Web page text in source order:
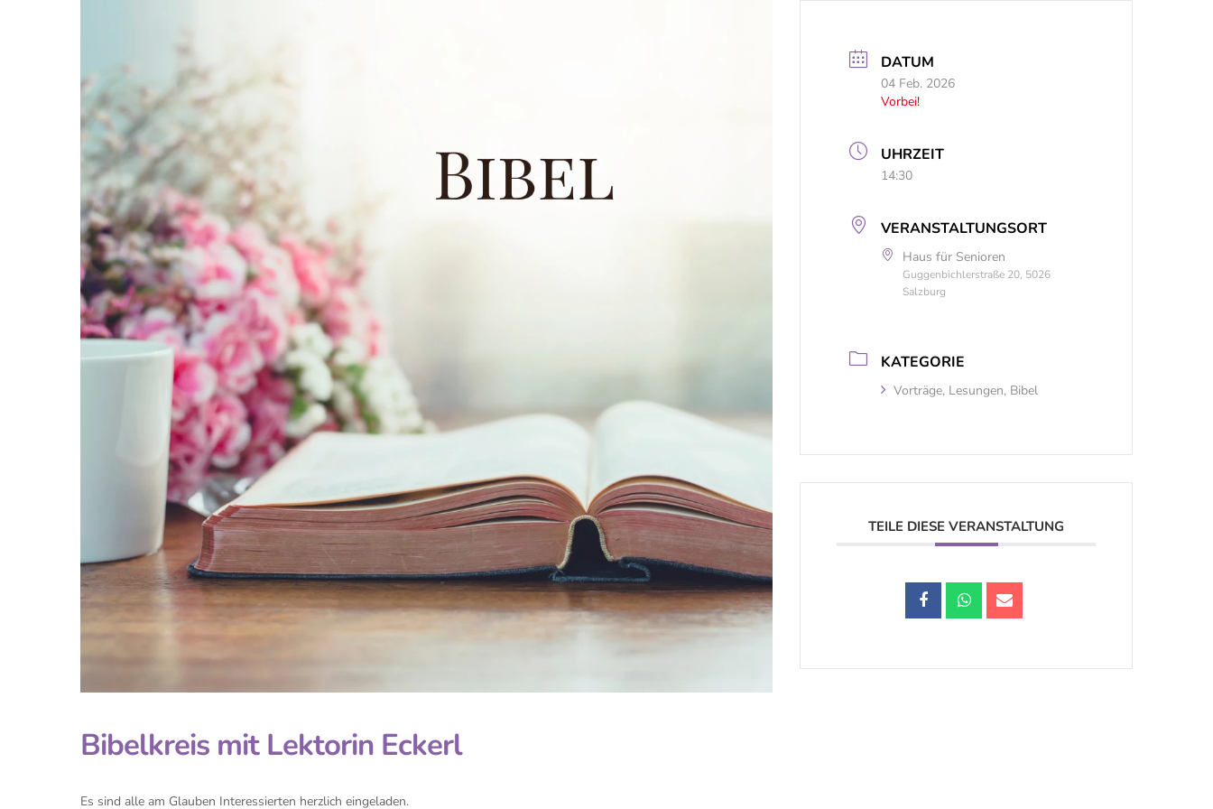
Bibelkreis mit Lektorin Eckerl
Es sind alle am Glauben Interessierten herzlich eingeladen.
DATUM
04 Feb. 2026
Vorbei!
UHRZEIT
14:30
VERANSTALTUNGSORT
Haus für Senioren
Guggenbichlerstraße 20, 5026
Salzburg
KATEGORIE
Vorträge, Lesungen, Bibel
TEILE DIESE VERANSTALTUNG